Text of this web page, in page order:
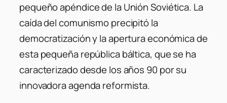
pequeño apéndice de la Unión Soviética. La
caída del comunismo precipitó la
democratización y la apertura económica de
esta pequeña república báltica, que se ha
caracterizado desde los años 90 por su
innovadora agenda reformista.